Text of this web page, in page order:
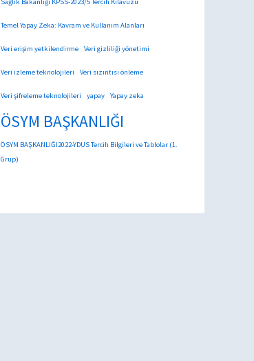
Temel Yapay Zeka: Kavram ve Kullanım Alanları
Veri erişim yetkilendirme Veri gizliliği yönetimi
Veri izleme teknolojileri Veri sızıntısı önleme
Veri şifreleme teknolojileri yapay Yapay zeka
ÖSYM BAŞKANLIĞI
ÖSYM BAŞKANLIĞI2022-YDUS Tercih Bilgileri ve Tablolar (1.
Grup)